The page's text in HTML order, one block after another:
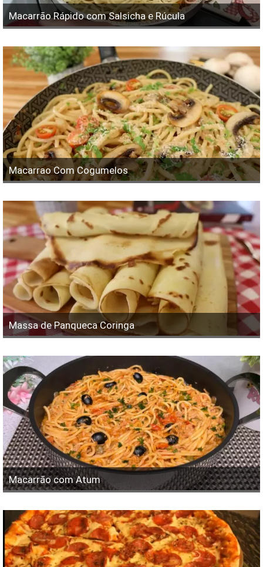
Macarrão Rápido com Salsicha e Rúcula
Macarrao Com Cogumelos
Massa de Panqueca Coringa
Macarrão com Atum